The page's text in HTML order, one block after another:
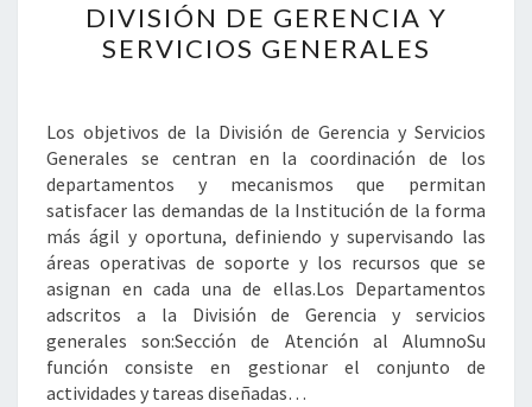
DE
GERENCIA
GENERALES
DIVISIÓN DE GERENCIA Y
SERVICIOS GENERALES
Los objetivos de la División de Gerencia y Servicios
Generales se centran en la coordinación de los
departamentos y mecanismos que permitan
satisfacer las demandas de la Institución de la forma
más ágil y oportuna, definiendo y supervisando las
áreas operativas de soporte y los recursos que se
asignan en cada una de ellas.Los Departamentos
adscritos a la División de Gerencia y servicios
generales son:Sección de Atención al AlumnoSu
función consiste en gestionar el conjunto de
actividades y tareas diseñadas…